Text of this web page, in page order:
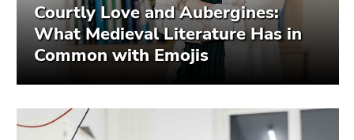
Courtly Love and Aubergines:
What Medieval Literature Has in
Common with Emojis